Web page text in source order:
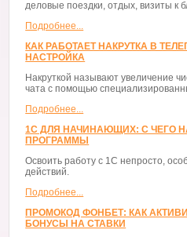
деловые поездки, отдых, визиты к
Подробнее...
КАК РАБОТАЕТ НАКРУТКА В
НАСТРОЙКА
Накруткой называют увеличение
чата с помощью
Подробнее...
1С ДЛЯ НАЧИНАЮЩИХ: С ЧЕГО
ПРОГРАММЫ
Освоить работу с 1С непросто,
действий.
Подробнее...
ПРОМОКОД ФОНБЕТ: КАК
БОНУСЫ НА СТАВКИ